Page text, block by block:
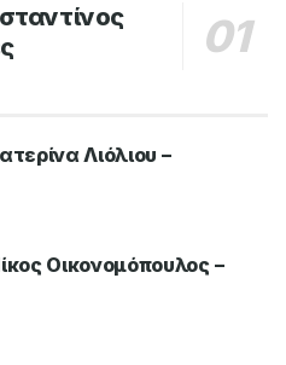
Λιόλιου –
Οικονομόπουλος –